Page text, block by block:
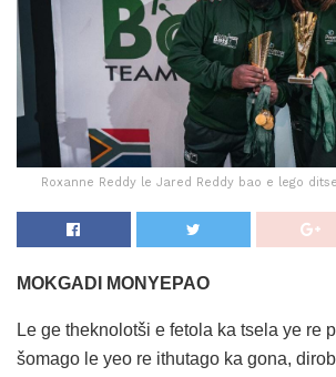
Roxanne Reddy le Jared Reddy bao e lego
MOKGADI MONYEPAO
Le ge theknolotši e fetola ka tsela ye re
šomago le yeo re ithutago ka gona,